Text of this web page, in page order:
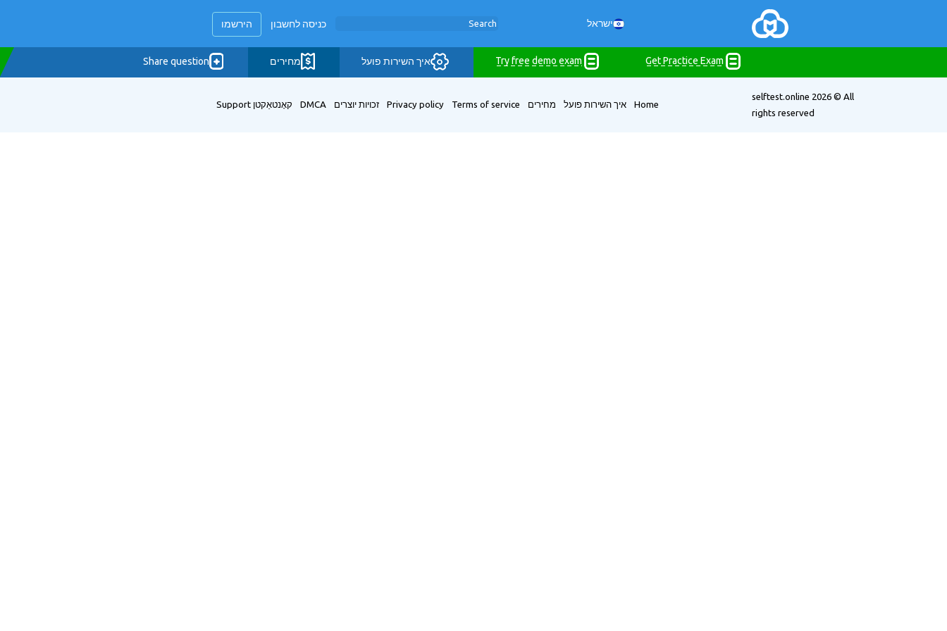
ישראל כניסה לחשבון הירשמו
Get Practice Exam
Try free demo exam איך השירות פועל מחירים Share question
selftest.online 2026 © All
rights reserved
Home איך השירות פועל מחירים Terms of service
Privacy policy זכויות יוצרים DMCA קאָנטאַקטן Support